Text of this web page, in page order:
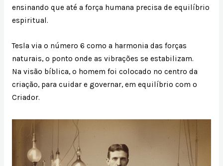
ensinando que até a força humana precisa de equilíbrio
espiritual.
Tesla via o número 6 como a harmonia das forças
naturais, o ponto onde as vibrações se estabilizam.
Na visão bíblica, o homem foi colocado no centro da
criação, para cuidar e governar, em equilíbrio com o
Criador.